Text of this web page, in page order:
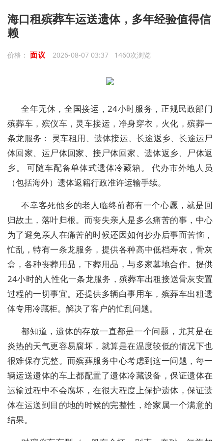
海口租殡葬车运送遗体，多年经验值得信
赖
价格： 面议 2026-08-07 03:37 1460次浏览
全年无休，全国接运，24小时服务，正规民政部门
殡葬车，殡仪车，灵车接运，净身穿衣，火化，殡葬一
条龙服务： 灵车租用、遗体接运、长途返乡、长途运尸
体回家、运尸体回家、接尸体回家、遗体返乡、尸体返
乡。 可随车配备单体式遗体冷藏箱。 代办市外地人员
（包括海外）遗体返籍行政准许运输手续。
不幸客死他乡的老人临终前都有一个心愿，就是回
归故土，落叶归根。而丧失亲人是多么痛苦的事，中心
为了避免亲人在痛苦的时候还因如何抄办后事而苦恼，
忙乱，特有一条龙服务，提供各种高中低档寿衣，骨灰
盒，各种丧葬用品，下葬用品，与多家墓地合作。提供
24小时的人性化一条龙服务，殡葬车出租接送骨灰安置
过程的一切事宜。还提供多辆白事用车，殡葬车出租遗
体专用冷藏柜。解决了客户的忙乱问题。
都知道，遗体的存放一直都是一个问题，尤其是在
炎热的天气更容易腐坏，就算是在温度较低的情况下也
很难保存完整。而殡葬服务中心考虑到这一问题，每一
辆运送遗体的车上都配置了遗体冷藏设备，保证遗体在
运输过程中不会腐坏，在很大程度上保护遗体，保证遗
体在运送到目的地的时候的完整性，给家属一个满意的
结果。